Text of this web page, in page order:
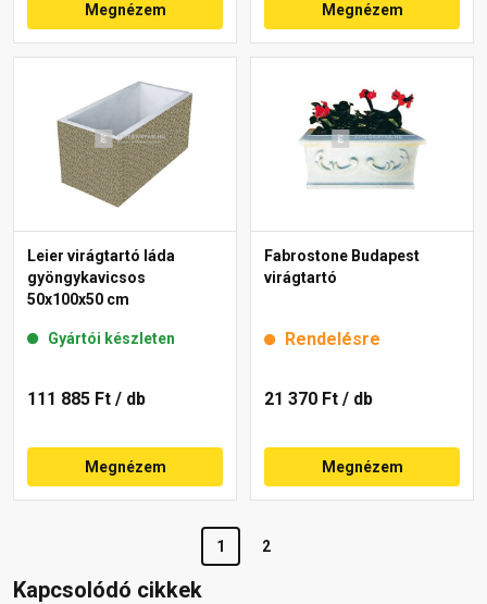
Megnézem Megnézem
Leier virágtartó láda
gyöngykavicsos
50x100x50 cm
Gyártói készleten
111 885 Ft / db
Megnézem
Fabrostone Budapest
virágtartó
Rendelésre
21 370 Ft / db
Megnézem
1 2
Kapcsolódó cikkek